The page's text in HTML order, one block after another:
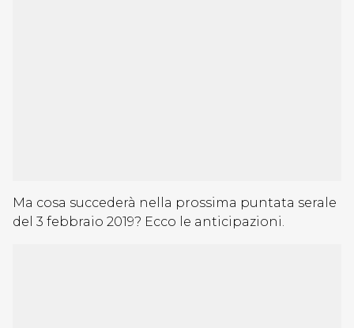
Ma cosa succederà nella prossima puntata serale
del 3 febbraio 2019? Ecco le anticipazioni.